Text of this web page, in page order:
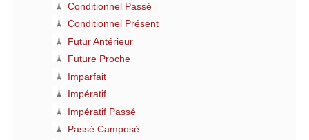
Conditionnel Passé
Conditionnel Présent
Futur Antérieur
Future Proche
Imparfait
Impératif
Impératif Passé
Passé Camposé